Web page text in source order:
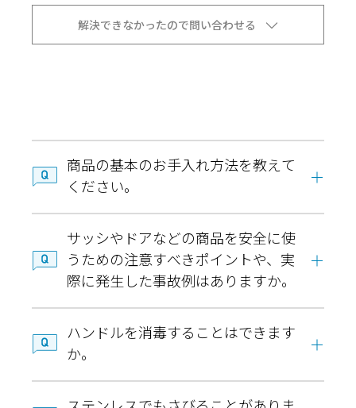
解決できなかったので問い合わせる
商品の基本のお手入れ方法を教えて
ください。
サッシやドアなどの商品を安全に使
うための注意すべきポイントや、実
際に発生した事故例はありますか。
ハンドルを消毒することはできます
か。